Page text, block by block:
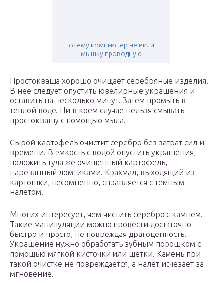
Почему компьютер не видит
мышку проводную
Простокваша хорошо очищает серебряные изделия.
В нее следует опустить ювелирные украшения и
оставить на несколько минут. Затем промыть в
теплой воде. Ни в коем случае нельзя смывать
простоквашу с помощью мыла.
Сырой картофель очистит серебро без затрат сил и
времени. В емкость с водой опустить украшения,
положить туда же очищенный картофель,
нарезанный ломтиками. Крахмал, выходящий из
картошки, несомненно, справляется с темным
налетом.
Многих интересует, чем чистить серебро с камнем.
Такие манипуляции можно провести достаточно
быстро и просто, не повреждая драгоценность.
Украшение нужно обработать зубным порошком с
помощью мягкой кисточки или щетки. Камень при
такой очистке не повреждается, а налет исчезает за
мгновение.